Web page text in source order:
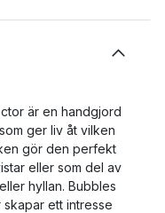
är en handgjord
ger liv åt vilken
gör den perfekt
eller som del av
hyllan. Bubbles
ett intresse